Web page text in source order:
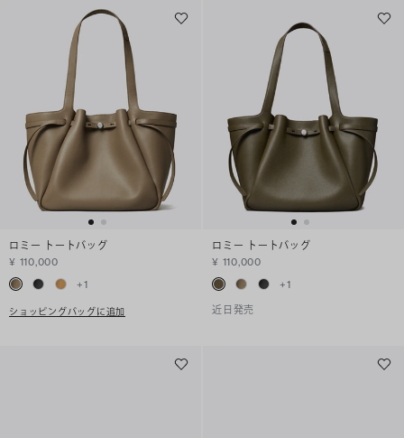
ロミー トートバッグ
¥ 110,000
+1
ショッピングバッグに追加
ロミー トートバッグ
¥ 110,000
+1
近日発売